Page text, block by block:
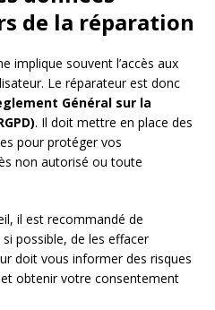
de la réparation
implique souvent l’accès aux
Le réparateur est donc
Général sur la
. Il doit mettre en place des
pour protéger vos
non autorisé ou toute
il est recommandé de
possible, de les effacer
doit vous informer des risques
obtenir votre consentement